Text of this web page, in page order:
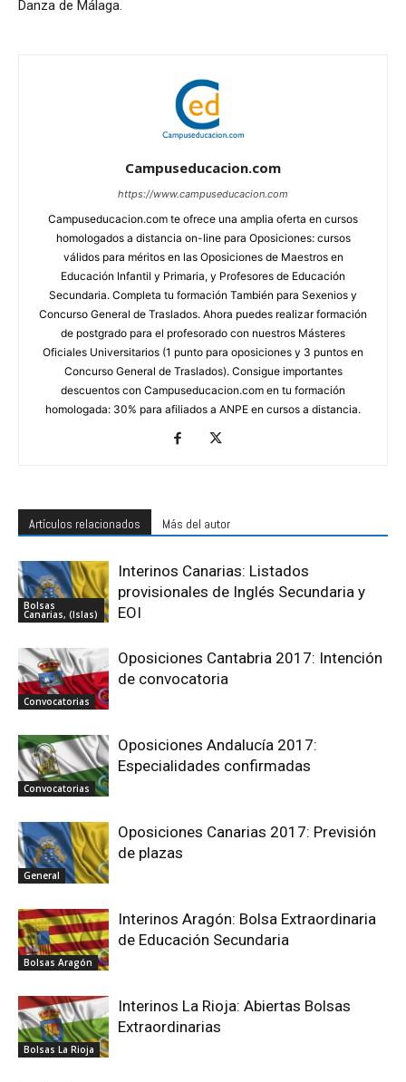
Danza de Málaga.
Campuseducacion.com
https://www.campuseducacion.com
Campuseducacion.com te ofrece una amplia oferta en cursos
homologados a distancia on-line para Oposiciones: cursos
válidos para méritos en las Oposiciones de Maestros en
Educación Infantil y Primaria, y Profesores de Educación
Secundaria. Completa tu formación También para Sexenios y
Concurso General de Traslados. Ahora puedes realizar formación
de postgrado para el profesorado con nuestros Másteres
Oficiales Universitarios (1 punto para oposiciones y 3 puntos en
Concurso General de Traslados). Consigue importantes
descuentos con Campuseducacion.com en tu formación
homologada: 30% para afiliados a ANPE en cursos a distancia.
Artículos relacionados Más del autor
Bolsas
Canarias, (Islas)
Interinos Canarias: Listados
provisionales de Inglés Secundaria y
EOI
Convocatorias
Oposiciones Cantabria 2017: Intención
de convocatoria
Convocatorias
Oposiciones Andalucía 2017:
Especialidades confirmadas
General
Oposiciones Canarias 2017: Previsión
de plazas
Bolsas Aragón
Interinos Aragón: Bolsa Extraordinaria
de Educación Secundaria
Bolsas La Rioja
Interinos La Rioja: Abiertas Bolsas
Extraordinarias